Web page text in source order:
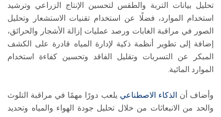
تحليل بيانات التربة والطقس لتحسين الإنتاج الزراعي وترشيد
استخدام الموارد، فضلًا عن استخدام تقنيات الاستشعار وتحليل
الصور في مراقبة الغابات ورصد عمليات إزالة الأشجار والحرائق،
إضافة إلى تطوير أنظمة ذكية لإدارة المياه قادرة على الكشف
المبكر عن التسربات وتقليل الفاقد وتحسين كفاءة استخدام
الموارد المائية.
وأضاف أن الذكاء الاصطناعي يلعب دورًا مهمًا في مراقبة التلوث
والحد من الانبعاثات من خلال تحليل جودة الهواء والمياه وتحديد